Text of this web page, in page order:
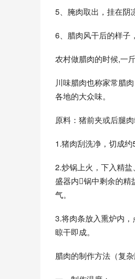
5、腌肉取出，挂在阴
6、腊肉风干后的样子
农村做腊肉的时候,一
川味腊肉也称家常腊
各地的大众味。
原料：猪前夹或后腿
1.猪肉刮洗净，切成约
2.炒锅上火，下入精
盛器内锅中剩余的精
气。
3.将肉条放入熏炉内
晾干即成。
腊肉的制作方法（复杂